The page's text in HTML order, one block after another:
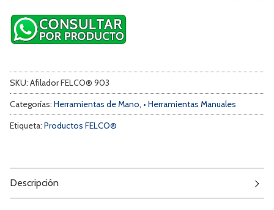
SKU: Afilador FELCO® 903
Categorías: Herramientas de Mano, • Herramientas Manuales
Etiqueta: Productos FELCO®
Descripción